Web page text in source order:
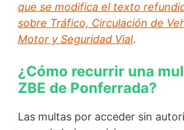
que se modifica el texto
sobre Tráfico, Circulación de
Motor y Seguridad Vial.
¿Cómo recurrir una
ZBE de Ponferrada?
Las multas por acceder sin